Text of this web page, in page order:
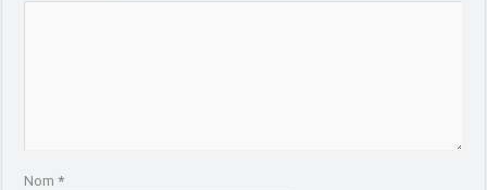
Nom*